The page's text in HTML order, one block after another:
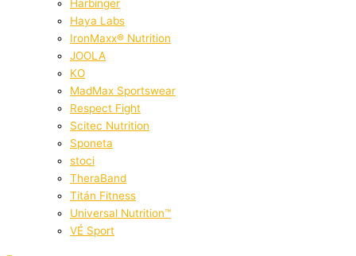
Harbinger
Haya Labs
IronMaxx® Nutrition
JOOLA
KO
MadMax Sportswear
Respect Fight
Scitec Nutrition
Sponeta
stoci
TheraBand
Titán Fitness
Universal Nutrition™
VÉ Sport